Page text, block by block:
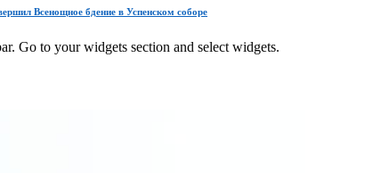
Всенощное бдение в Успенском соборе
Go to your widgets section and select widgets.